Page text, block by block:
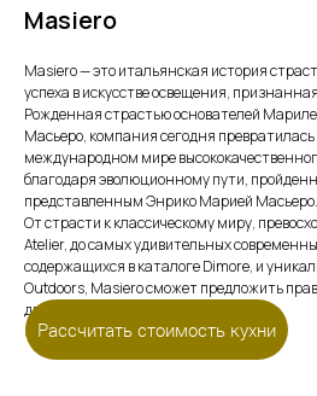
Masiero
Masiero — это итальянская история
успеха в искусстве освещения,
Рожденная страстью основателей
Масьеро, компания сегодня
международном мире
благодаря эволюционному пути,
представленным Энрико Марией Масьеро.
От страсти к классическому миру,
Atelier, до самых удивительных
содержащихся в каталоге Dimore, и
Outdoors, Masiero сможет предложить
для любой потребности.
Перейти на сайт
Рассчитать стоимость кухни